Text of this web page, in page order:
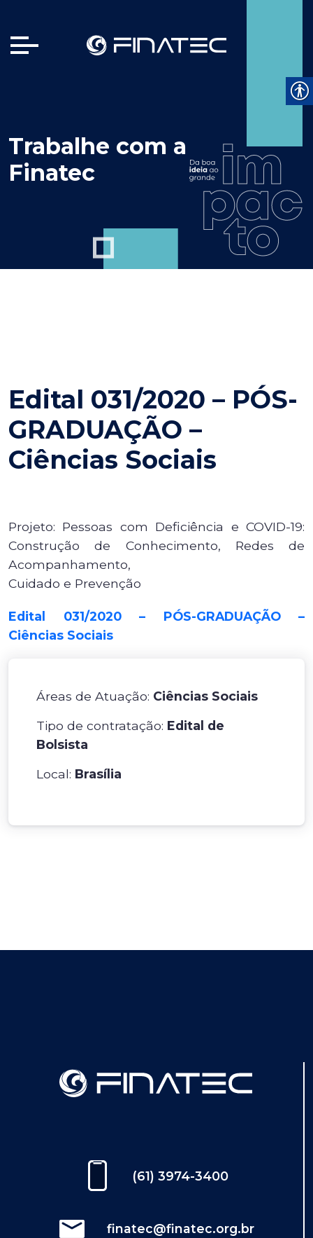
Trabalhe com a
Finatec
Edital 031/2020 – PÓS-
GRADUAÇÃO –
Ciências Sociais
Projeto: Pessoas com Deficiência e COVID-19:
Construção de Conhecimento, Redes de
Acompanhamento,
Cuidado e Prevenção
Edital 031/2020 – PÓS-GRADUAÇÃO –
Ciências Sociais
Áreas de Atuação: Ciências Sociais
Tipo de contratação: Edital de
Bolsista
Local: Brasília
(61) 3974-3400
finatec@finatec.org.br